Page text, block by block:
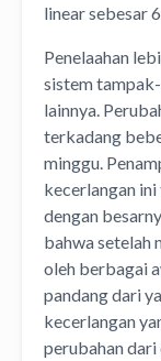
linear sebesar
Penelaahan
sistem
lainnya.
terkadang
minggu.
kecerlangan
dengan
bahwa setelah
oleh berbagai
pandang dari
kecerlangan
perubahan dari